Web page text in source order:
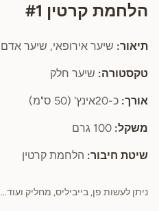
הלחמת קרטין #1
תיאור: שיער אירופאי, שיער אדם 100% טבעי.
טקסטורה: שיער חלק
אורך: כ-20אינץ' (50 ס"מ)
משקל: 100 גרם
שיטת חיבור: הלחמת קרטין
ניתן לעשות פן, בייביליס, מחליק ועוד…